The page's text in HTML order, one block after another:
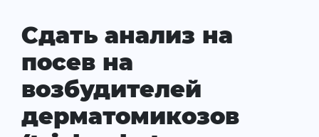
Сдать анализ на
посев на
возбудителей
дерматомикозов